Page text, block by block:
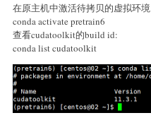
在原主机中激活待拷贝的虚拟环境
conda activate pretrain6
查看cudatoolkit的build id:
conda list cudatoolkit